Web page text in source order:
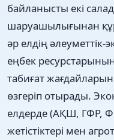
байланысты екі
шаруашылығынан
əр елдің
еңбек
табиғат
өзгеріп отырады.
елдерде (АҚШ, ГФР,
жетістіктері мен